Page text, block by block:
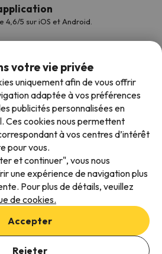
4,6/5 sur iOS et Android.
votre vie privée
uniquement afin de vous offrir
adaptée à vos préférences
publicités personnalisées en
Ces cookies nous permettent
à vos centres d’intérêt
pour vous.
et continuer", vous nous
une expérience de navigation plus
Pour plus de détails, veuillez
de cookies.
Accepter
Rejeter